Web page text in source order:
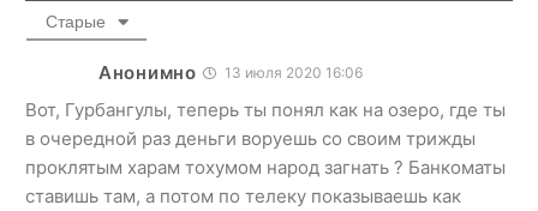
Старые
Анонимно 13 июля 2020 16:06
Вот, Гурбангулы, теперь ты понял как на озеро, где ты
в очередной раз деньги воруешь со своим трижды
проклятым харам тохумом народ загнать ? Банкоматы
ставишь там, а потом по телеку показываешь как